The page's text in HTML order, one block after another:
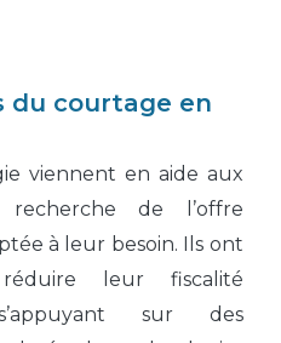
du courtage en
viennent en aide aux
de l’offre
à leur besoin. Ils ont
leur fiscalité
sur des